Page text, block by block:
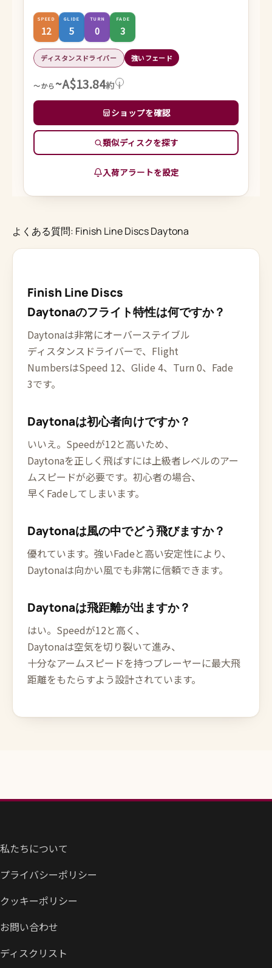
SPEED
12
GLIDE
5
TURN
0
FADE
3
ディスタンスドライバー 強いフェード
～から~A$13.84約 i
ショップを確認
類似ディスクを探す
入荷アラートを設定
よくある質問: Finish Line Discs Daytona
Finish Line Discs
Daytonaのフライト特性は何ですか？
Daytonaは非常にオーバーステイブル
ディスタンスドライバーで、Flight
NumbersはSpeed 12、Glide 4、Turn 0、Fade
3です。
Daytonaは初心者向けですか？
いいえ。Speedが12と高いため、
Daytonaを正しく飛ばすには上級者レベルのアー
ムスピードが必要です。初心者の場合、
早くFadeしてしまいます。
Daytonaは風の中でどう飛びますか？
優れています。強いFadeと高い安定性により、
Daytonaは向かい風でも非常に信頼できます。
Daytonaは飛距離が出ますか？
はい。Speedが12と高く、
Daytonaは空気を切り裂いて進み、
十分なアームスピードを持つプレーヤーに最大飛
距離をもたらすよう設計されています。
私たちについて
プライバシーポリシー
クッキーポリシー
お問い合わせ
ディスクリスト